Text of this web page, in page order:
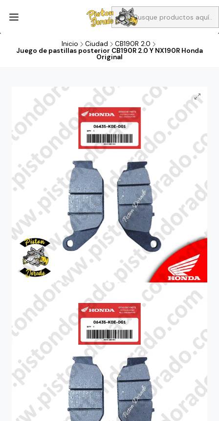
Aprovecha Compra 1 Aceites Full sintético o 1 Aceite semi
sintetico y el filtro de aire verde para la CB190R o CBF160M a 13
Inicio Ciudad
CB190R 2.0
Juego de pastillas posterior CB190R 2.0 Y NX190R Honda
Original